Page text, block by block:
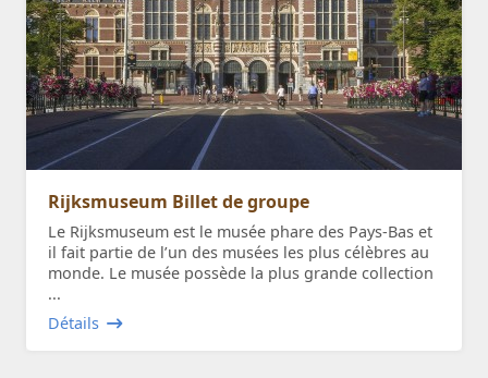
Rijksmuseum Billet de groupe
Le Rijksmuseum est le musée phare des Pays-Bas et
il fait partie de l’un des musées les plus célèbres au
monde. Le musée possède la plus grande collection
...
Détails